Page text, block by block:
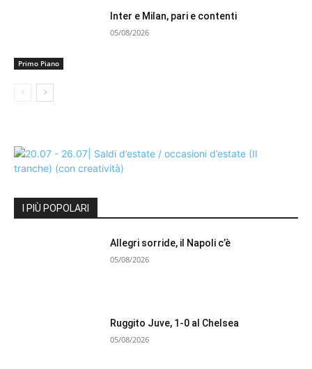
Primo Piano
Inter e Milan, pari e contenti
05/08/2026
I PIÙ POPOLARI
Allegri sorride, il Napoli c’è
05/08/2026
Ruggito Juve, 1-0 al Chelsea
05/08/2026